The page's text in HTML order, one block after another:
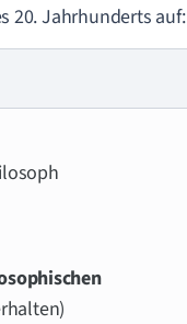
20. Jahrhunderts auf: